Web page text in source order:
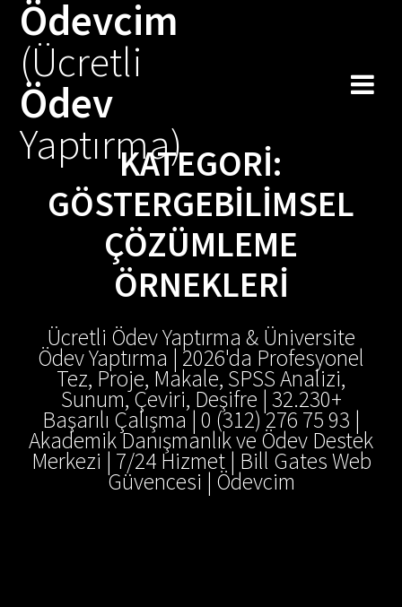
Ödevcim
(Ücretli
Ödev
Yaptırma)KATEGORI:
GÖSTERGEBILIMSEL
ÇÖZÜMLEME
ÖRNEKLERI
Ücretli Ödev Yaptırma & Üniversite
Ödev Yaptırma | 2026'da Profesyonel
Tez, Proje, Makale, SPSS Analizi,
Sunum, Çeviri, Deşifre | 32.230+
Başarılı Çalışma | 0 (312) 276 75 93 |
Akademik Danışmanlık ve Ödev Destek
Merkezi | 7/24 Hizmet | Bill Gates Web
Güvencesi | Ödevcim